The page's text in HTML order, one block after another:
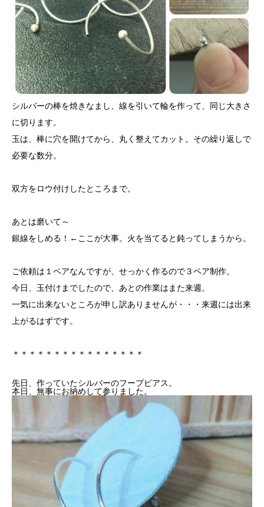
シルバーの棒を焼きなまし、線を引いて輪を作って、同じ大きさ
に切ります。
玉は、棒に穴を開けてから、丸く整えてカット。その繰り返しで
必要な数分。
双方をロウ付けしたところまで。
あとは磨いて～
銀線をしめる！←ここが大事。火を当てると鈍ってしまうから。
ご依頼は１ペアなんですが、せっかく作るので３ペア制作。
今日、玉付けまでしたので、あとの作業はまた来週。
一気に出来ないところが申し訳ありませんが・・・来週には出来
上がるはずです。
＊＊＊＊＊＊＊＊＊＊＊＊＊＊＊＊
先日、作っていたシルバーのフープピアス。
本日、無事にお納めして参りました。